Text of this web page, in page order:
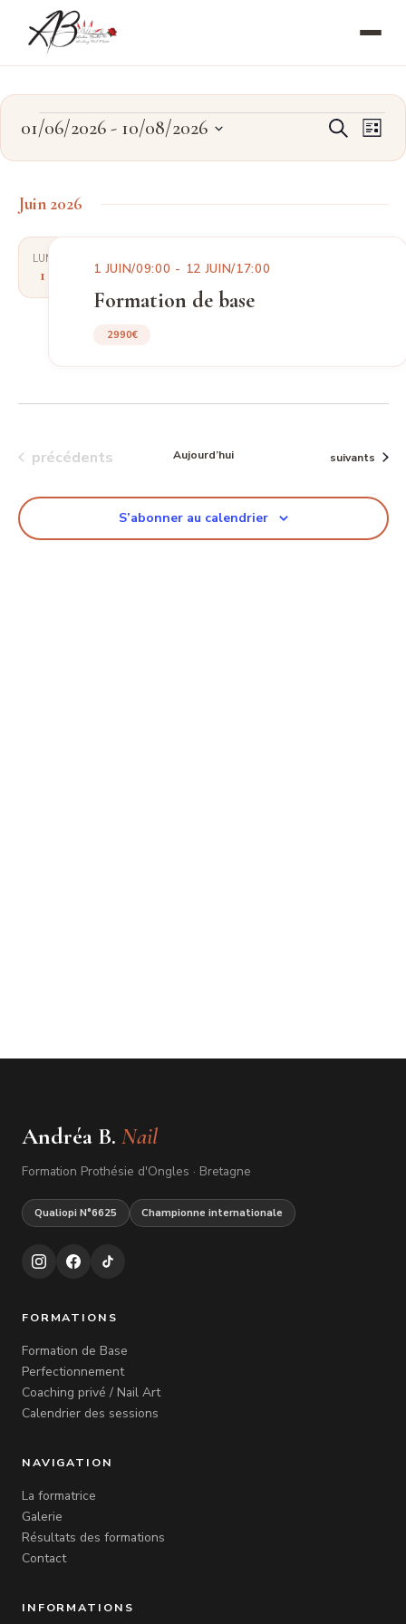
contenu
Évènements
et
Recherche
vues
Liste
01/06/2026 - 10/08/2026
date.
Juin 2026
LUN
1
Formation de base
1 JUIN/09:00 - 12 JUIN/17:00
2990€
Évènements
précédents Aujourd’hui Évènements
suivants
S’abonner au calendrier
Andréa B. Nail
Formation Prothésie d'Ongles · Bretagne
Qualiopi N°6625 Championne internationale
FORMATIONS
Formation de Base
Perfectionnement
Coaching privé / Nail Art
Calendrier des sessions
NAVIGATION
La formatrice
Galerie
Résultats des formations
Contact
INFORMATIONS